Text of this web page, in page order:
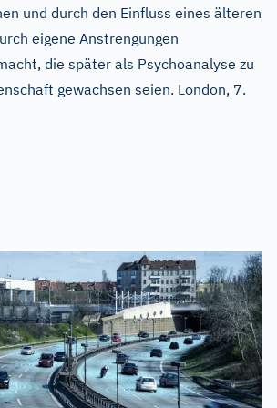
und durch den Einfluss eines älteren
eigene Anstrengungen
die später als Psychoanalyse zu
gewachsen seien. London, 7.